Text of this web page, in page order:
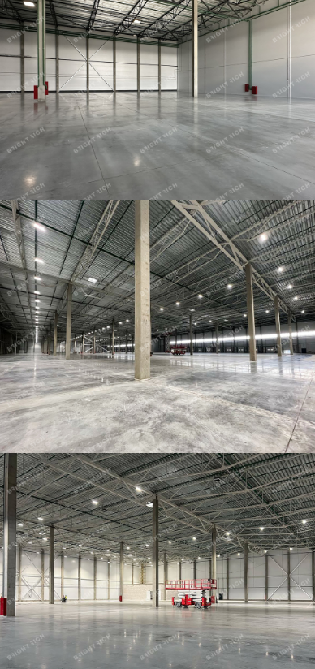
Пожаловаться на объявление
Продано
Несуществующий объект
Неверная цена
Неверный адрес
Не дозвониться
Другая причина
Связаться с продавцом
Следить за объектом
с продавцом
*
комментарий:
звонок продавца
имя:
телефон: